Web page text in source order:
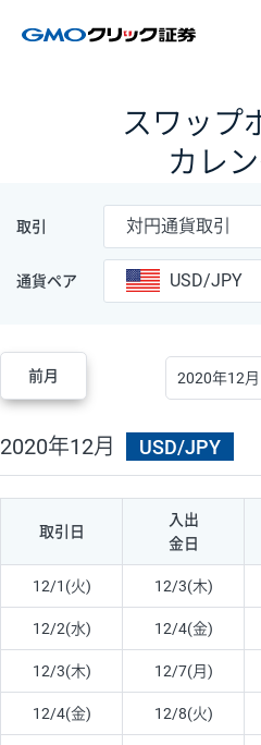
スワップ
カレ
取引 対円通貨取引
通貨ペア USD/JPY
前月
2020年12月 USD/JPY
取引日
入出
金日
12/1(火) 12/3(木)
12/2(水) 12/4(金)
12/3(木) 12/7(月)
12/4(金) 12/8(火)